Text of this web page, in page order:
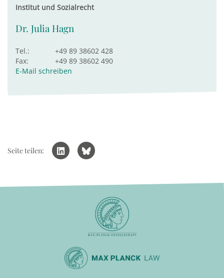
Institut und Sozialrecht
Dr. Julia Hagn
Tel.:
+49 89 38602 428
Fax:
+49 89 38602 490
E-Mail schreiben
Seite teilen: